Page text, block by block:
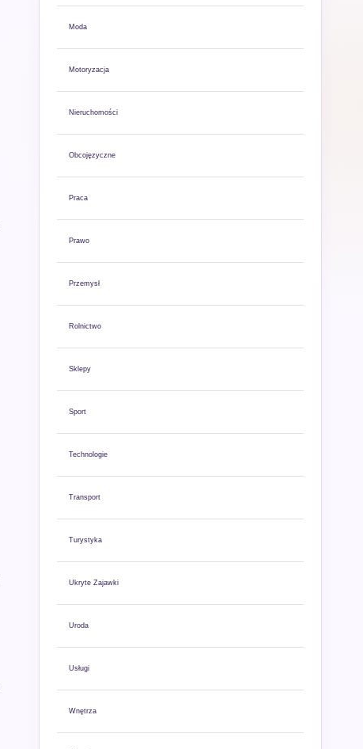
Moda
Motoryzacja
Nieruchomości
Obcojęzyczne
Praca
Prawo
Przemysł
Rolnictwo
Sklepy
Sport
Technologie
Transport
Turystyka
Ukryte Zajawki
Uroda
Usługi
Wnętrza